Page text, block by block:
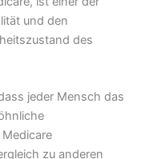
und den
des
jeder Mensch das
zu anderen